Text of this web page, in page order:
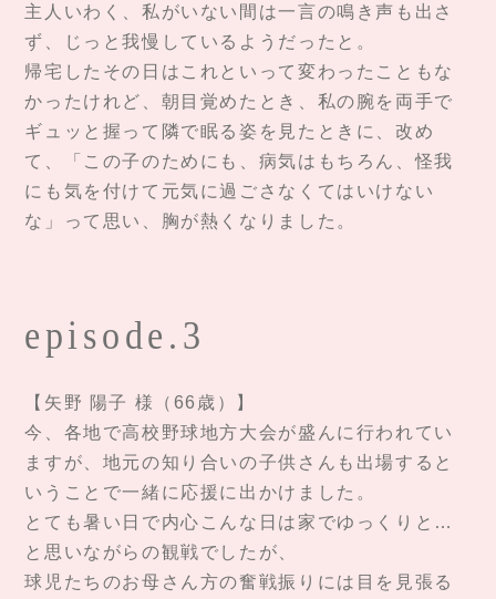
主人いわく、私がいない間は一言の鳴き声も出さ
ず、じっと我慢しているようだったと。
帰宅したその日はこれといって変わったこともな
かったけれど、朝目覚めたとき、私の腕を両手で
ギュッと握って隣で眠る姿を見たときに、改め
て、「この子のためにも、病気はもちろん、怪我
にも気を付けて元気に過ごさなくてはいけない
な」って思い、胸が熱くなりました。
episode.3
【矢野 陽子 様（66歳）】
今、各地で高校野球地方大会が盛んに行われてい
ますが、地元の知り合いの子供さんも出場すると
いうことで一緒に応援に出かけました。
とても暑い日で内心こんな日は家でゆっくりと…
と思いながらの観戦でしたが、
球児たちのお母さん方の奮戦振りには目を見張る